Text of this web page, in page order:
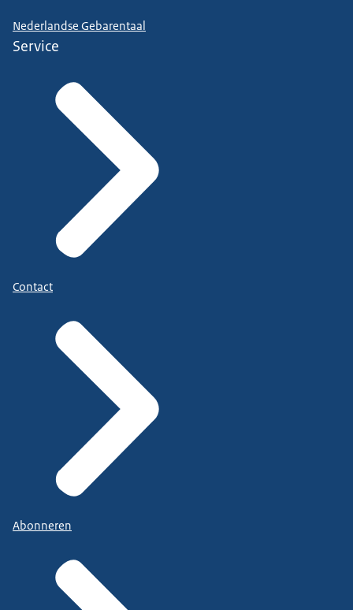
Nederlandse Gebarentaal
Service
Contact
Abonneren